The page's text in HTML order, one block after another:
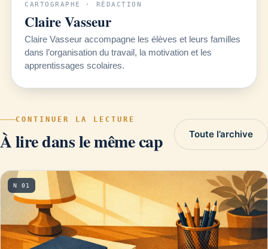
CARTOGRAPHE · RÉDACTION
Claire Vasseur
Claire Vasseur accompagne les élèves et leurs familles
dans l’organisation du travail, la motivation et les
apprentissages scolaires.
CONTINUER LA LECTURE
À lire dans le même cap Toute l’archive
N 01